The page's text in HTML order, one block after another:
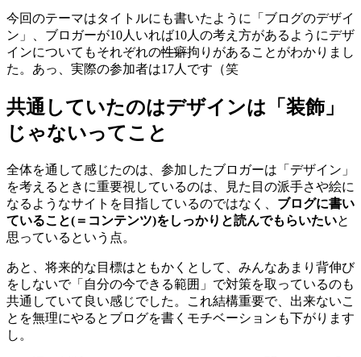
今回のテーマはタイトルにも書いたように「ブログのデザイ
ン」、ブロガーが10人いれば10人の考え方があるようにデザ
インについてもそれぞれの性癖拘りがあることがわかりまし
た。あっ、実際の参加者は17人です（笑
共通していたのはデザインは「装飾」
じゃないってこと
全体を通して感じたのは、参加したブロガーは「デザイン」
を考えるときに重要視しているのは、見た目の派手さや絵に
なるようなサイトを目指しているのではなく、 ブログに書い
ていること(＝コンテンツ)をしっかりと読んでもらいたいと
思っているという点。
あと、将来的な目標はともかくとして、みんなあまり背伸び
をしないで「自分の今できる範囲」で対策を取っているのも
共通していて良い感じでした。これ結構重要で、出来ないこ
とを無理にやるとブログを書くモチベーションも下がります
し。